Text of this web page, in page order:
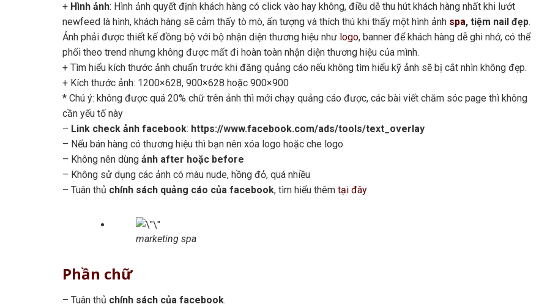
+ Hình ảnh: Hình ảnh quyết định khách hàng có click vào hay không, điều dễ thu hút khách hàng nhất khi lướt
newfeed là hình, khách hàng sẽ cảm thấy tò mò, ấn tượng và thích thú khi thấy một hình ảnh spa, tiệm nail đẹp.
Ảnh phải được thiết kế đồng bộ với bộ nhận diện thương hiệu như logo, banner để khách hàng dễ ghi nhớ, có thể
phối theo trend nhưng không được mất đi hoàn toàn nhận diện thương hiệu của mình.
+ Tìm hiểu kích thước ảnh chuẩn trước khi đăng quảng cáo nếu không tìm hiểu kỹ ảnh sẽ bị cắt nhìn không đẹp.
+ Kích thước ảnh: 1200×628, 900×628 hoặc 900×900
* Chú ý: không được quá 20% chữ trên ảnh thì mới chạy quảng cáo được, các bài viết chăm sóc page thì không
cần yếu tố này
– Link check ảnh facebook: https://www.facebook.com/ads/tools/text_overlay
– Nếu bán hàng có thương hiệu thì bạn nên xóa logo hoặc che logo
– Không nên dùng ảnh after hoặc before
– Không sử dụng các ảnh có màu nude, hồng đỏ, quá nhiều
– Tuân thủ chính sách quảng cáo của facebook, tìm hiểu thêm tại đây
marketing spa
Phần chữ
– Tuân thủ chính sách của facebook.